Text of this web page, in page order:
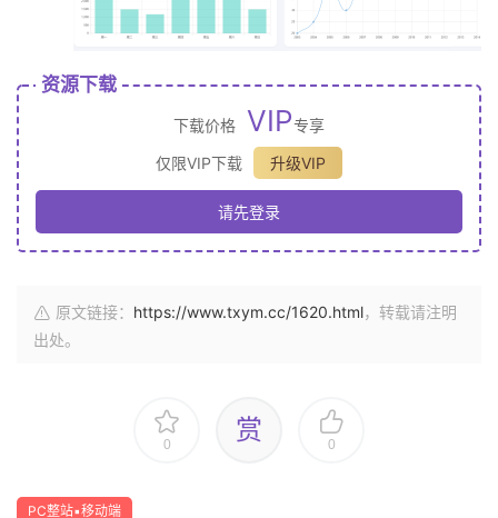
资源下载
下载价格 VIP专享
仅限VIP下载
升级VIP
请先登录
原文链接： https://www.txym.cc/1620.html，转载请注明
出处。
0 赏 0
PC整站▪移动端